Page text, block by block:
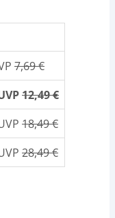
7,69 €
12,49 €
18,49 €
28,49 €